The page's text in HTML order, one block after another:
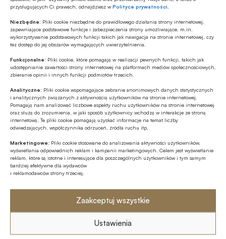
przysługujących Ci prawach, odnajdziesz wPolityce prywatności
Niezbędne: Pliki cookie niezbędne do prawidłowego działania strony internetowej,
zapewniające podstawowe funkcje i zabezpieczenia strony umożliwiające, m.in.
wykorzystywanie podstawowych funkcji takich jak nawigacja na stronie internetowej, czy
tez dostęp do jej obszarów wymagających uwierzytelnienia.
Funkcjonalne: Pliki cookie, które pomagają w realizacji pewnych funkcji, takich jak
udostępnianie zawartości strony internetowej na platformach mediów społecznościowych,
zbieranie opinii i innych funkcji podmiotów trzecich.
Analityczne: Pliki cookie wspomagające zebranie anonimowych danych statystycznych
i analitycznych związanych z aktywnością użytkowników na stronie internetowej.
Pomagają nam analizować liczbowe aspekty ruchu użytkowników na stronie internetowej
oraz służą do zrozumienia, w jaki sposób użytkownicy wchodzą w interakcje ze stroną
internetową. Te pliki cookie pomagają uzyskać informacje na temat liczby
odwiedzających, współczynnika odrzuceń, źródła ruchu itp.
Marketingowe: Pliki cookie stosowane do analizowania aktywności użytkowników,
wyświetlania odpowiednich reklam i kampanii marketingowych. Celem jest wyświetlanie
reklam, które są istotne i interesujące dla poszczególnych użytkowników i tym samym
bardziej efektywne dla wydawców
i reklamodawców strony trzeciej.
Zaakceptuj wszystkie
Ustawienia
współpracuje z portalem BANK.pl.
Źródło: BANK.pl
Udostępnij
Tagi
Alejandro Zamora-Pérez